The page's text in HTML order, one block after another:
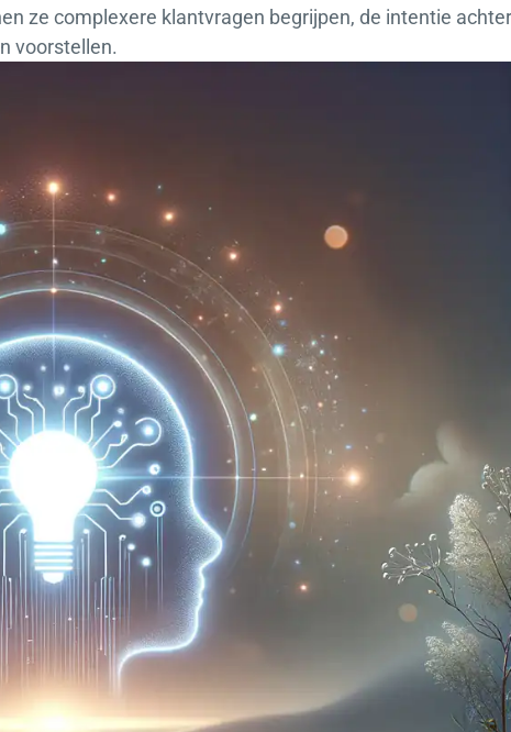
ze complexere klantvragen begrijpen, de intentie achter
voorstellen.